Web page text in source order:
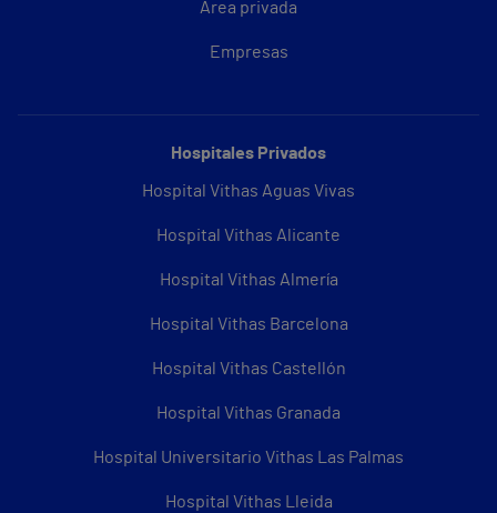
Área privada
Empresas
Hospitales Privados
Hospital Vithas Aguas Vivas
Hospital Vithas Alicante
Hospital Vithas Almería
Hospital Vithas Barcelona
Hospital Vithas Castellón
Hospital Vithas Granada
Hospital Universitario Vithas Las Palmas
Hospital Vithas Lleida